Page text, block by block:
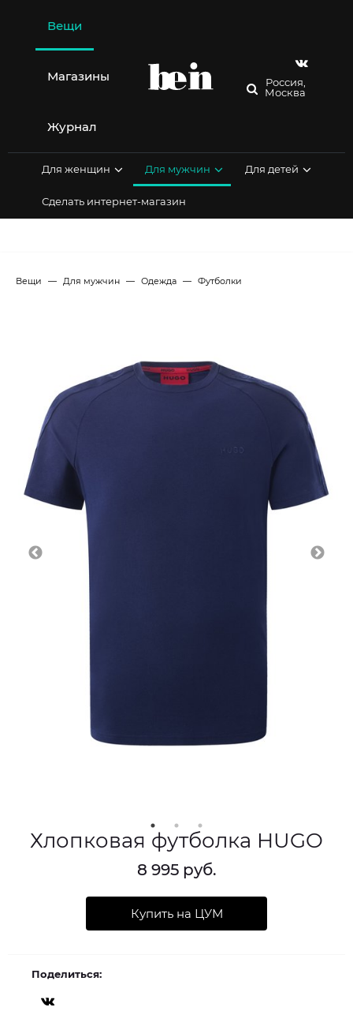
содержимому
Вещи
Магазины
Журнал
Россия,
Москва
Для женщин Для мужчин Для детей
Сделать интернет-магазин
Вещи Для мужчин Одежда Футболки
Хлопковая футболка HUGO
8 995 руб.
Купить на ЦУМ
Поделиться: